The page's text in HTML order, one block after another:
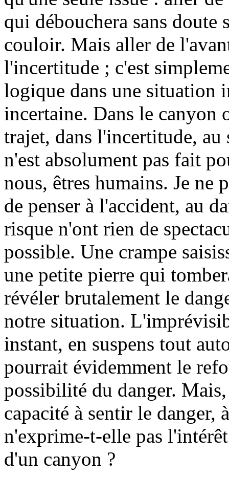
qui débouchera sans doute
couloir. Mais aller de
l'incertitude ; c'est
logique dans une situation
incertaine. Dans le canyon
trajet, dans l'incertitude, au
n'est absolument pas fait
nous, êtres humains. Je ne
de penser à l'accident, au
risque n'ont rien de
possible. Une crampe
une petite pierre qui
révéler brutalement le
notre situation.
instant, en suspens tout
pourrait évidemment le
possibilité du danger.
capacité à sentir le danger,
n'exprime-t-elle pas
d'un canyon ?